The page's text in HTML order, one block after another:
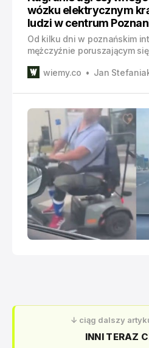
wózku elektrycznym
ludzi w centrum
Od kilku dni w poznańskim
mężczyźnie poruszającym
atakuje przechodniów i
przez konto
filmikiem zaczęły pojawiać
świadków - okazuje się, że
wiemy.co Jan
↓ ciąg dalszy
INNI TERAZ